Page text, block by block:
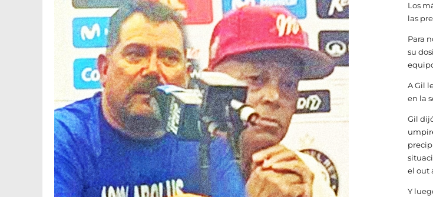
Los
las
Para
su
A Gil
en la
Gil
el out
Y